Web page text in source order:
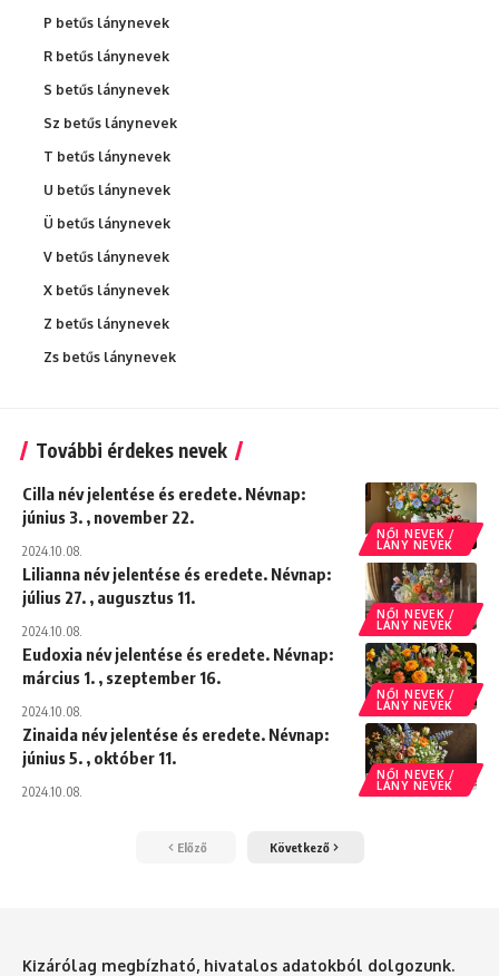
P betűs lánynevek
R betűs lánynevek
S betűs lánynevek
Sz betűs lánynevek
T betűs lánynevek
U betűs lánynevek
Ü betűs lánynevek
V betűs lánynevek
X betűs lánynevek
Z betűs lánynevek
Zs betűs lánynevek
További érdekes nevek
NŐI NEVEK /
LÁNY NEVEK
Cilla név jelentése és eredete. Névnap:
június 3. , november 22.
2024.10.08.
NŐI NEVEK /
LÁNY NEVEK
Lilianna név jelentése és eredete. Névnap:
július 27. , augusztus 11.
2024.10.08.
NŐI NEVEK /
LÁNY NEVEK
Eudoxia név jelentése és eredete. Névnap:
március 1. , szeptember 16.
2024.10.08.
NŐI NEVEK /
LÁNY NEVEK
Zinaida név jelentése és eredete. Névnap:
június 5. , október 11.
2024.10.08.
Előző Következő
Kizárólag megbízható, hivatalos adatokból dolgozunk.